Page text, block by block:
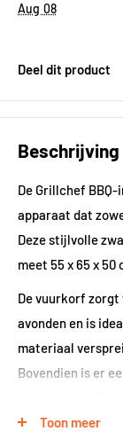
Aug 08
Deel dit product
Beschrijving
De Grillchef
apparaat dat
Deze stijlvolle
meet 55 x 65 x 50
De vuurkorf
avonden en is
materiaal
Bovendien is er
Dat is echter nog
Toon meer